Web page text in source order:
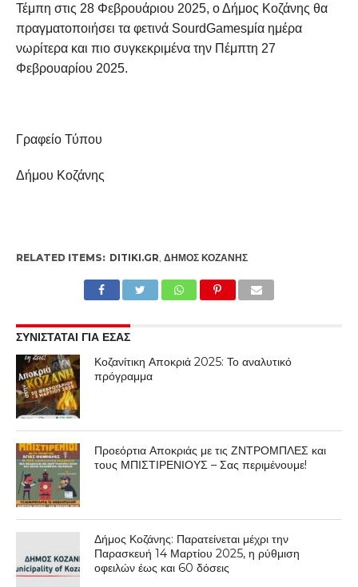
Τέμπη στις 28 Φεβρουάριου 2025, ο Δήμος Κοζάνης θα
πραγματοποιήσει τα φετινά SourdGamesμία ημέρα
νωρίτερα και πιο συγκεκριμένα την Πέμπτη 27
Φεβρουαρίου 2025.
Γραφείο Τύπου
Δήμου Κοζάνης
RELATED ITEMS: DITIKI.GR ΔΉΜΟΣ ΚΟΖΆΝΗΣ
ΣΥΝΙΣΤΑΤΑΙ ΓΙΑ ΕΣΑΣ
Κοζανίτικη Αποκριά 2025: Το αναλυτικό
πρόγραμμα
Προεόρτια Αποκριάς με τις ΖΝΤΡΟΜΠΛΕΣ και
τους ΜΠΙΣΤΙΡΕΝΙΟΥΣ – Σας περιμένουμε!
Δήμος Κοζάνης: Παρατείνεται μέχρι την
Παρασκευή 14 Μαρτίου 2025, η ρύθμιση
οφειλών έως και 60 δόσεις